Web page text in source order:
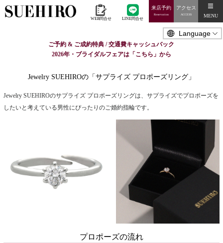
WEB問合せ LINE問合せ
来店予約
Reservation
アクセス
ACCESS MENU
ご予約 & ご成約特典 / 交通費キャッシュバック
2026年・ブライダルフェアは「こちら」から
Jewelry SUEHIROの「サプライズ プロポーズリング」
Jewelry SUEHIROのサプライズ プロポーズリングは、サプライズでプロポーズを
したいと考えている男性にぴったりのご婚約指輪です。
プロポーズの流れ